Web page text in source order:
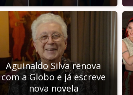
Aguinaldo Silva renova
com a Globo e já escreve
nova novela